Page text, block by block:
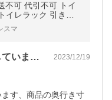
不可 代引不可 トイ
イレラック 引き戸
スマ
配送も丁寧で、価格にも満足しています、… 2023/12/19
す、商品の奥行き寸